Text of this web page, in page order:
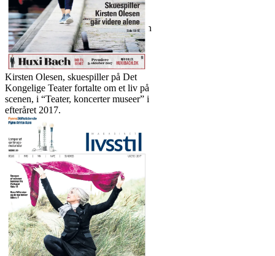
Artikel om Georg Jensen Damask
som cover på Base Bolig 14. januar
2018. Forsidefoto er fra Georg Jensen
Damask.
Kirsten Olesen, skuespiller på Det
Kongelige Teater fortalte om et liv på
scenen, i “Teater, koncerter museer” i
efteråret 2017.